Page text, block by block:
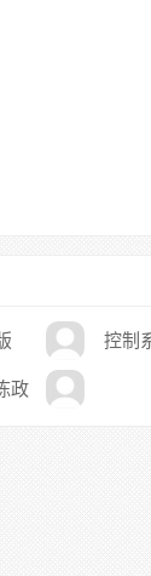
控制
政